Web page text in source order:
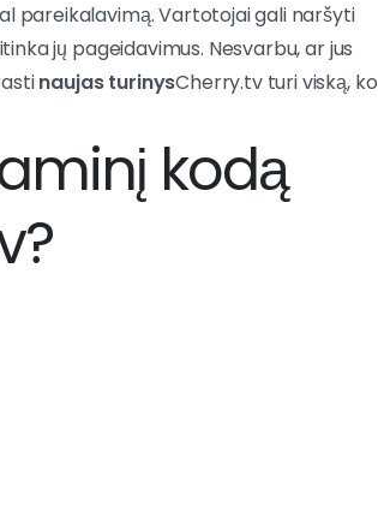
pareikalavimą. Vartotojai gali naršyti
jų pageidavimus. Nesvarbu, ar jus
naujas turinysCherry.tv turi viską, ko
kodą